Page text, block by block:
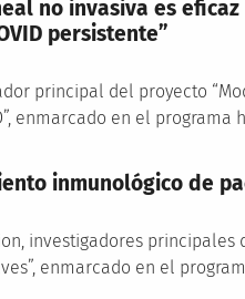
no invasiva es
persistente”
principal del proyecto
enmarcado en el programa
inmunológico de
investigadores principales
enmarcado en el